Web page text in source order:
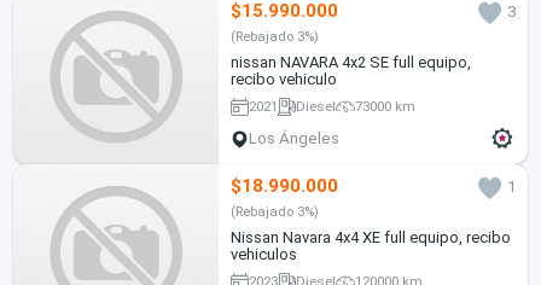
$15.990.000 3
(Rebajado 3%)
nissan NAVARA 4x2 SE full equipo,
recibo vehiculo
2021 Diesel 73000 km
Los Ángeles
$18.990.000 1
(Rebajado 3%)
Nissan Navara 4x4 XE full equipo, recibo
vehiculos
2023 Diesel 120000 km